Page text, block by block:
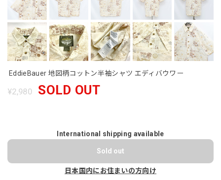
EddieBauer 地図柄コットン半袖シャツ エディバウワー
¥2,980 SOLD OUT
International shipping available
Sold out
日本国内にお住まいの方向け